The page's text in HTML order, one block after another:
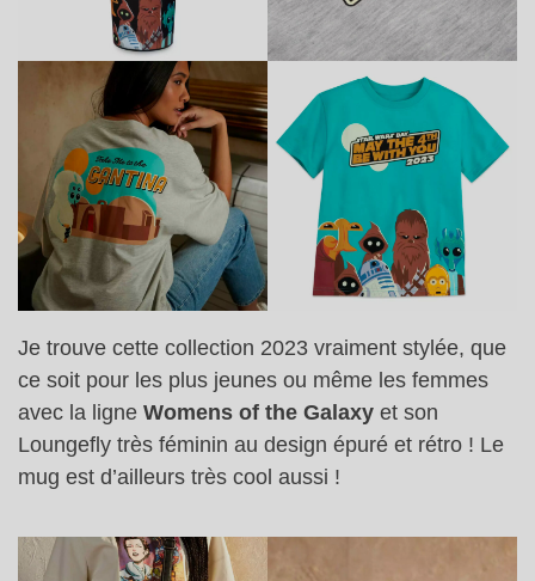
Je trouve cette collection 2023 vraiment stylée, que
ce soit pour les plus jeunes ou même les femmes
avec la ligne Womens of the Galaxy et son
Loungefly très féminin au design épuré et rétro ! Le
mug est d’ailleurs très cool aussi !